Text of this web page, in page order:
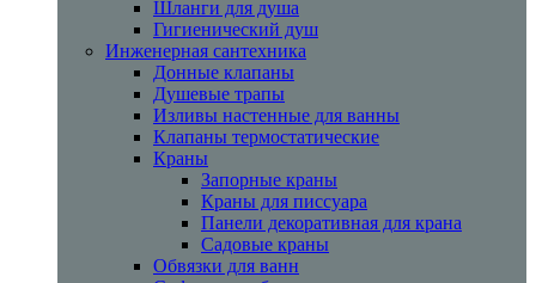
Шланги для душа
Гигиенический душ
Инженерная сантехника
Донные клапаны
Душевые трапы
Изливы настенные для ванны
Клапаны термостатические
Краны
Запорные краны
Краны для писсуара
Панели декоративная для крана
Садовые краны
Обвязки для ванн